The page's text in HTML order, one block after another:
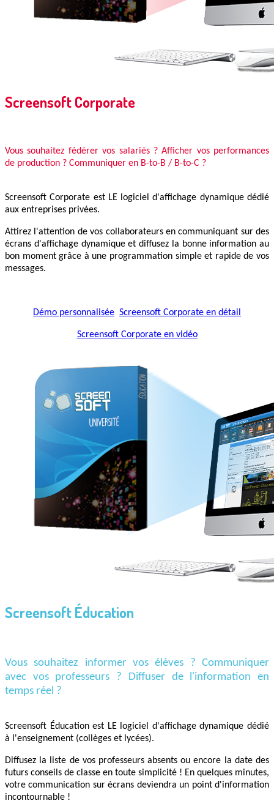
Screensoft Corporate
Vous souhaitez fédérer vos salariés ? Afficher vos performances
de production ? Communiquer en B-to-B / B-to-C ?
Screensoft Corporate est LE logiciel d'affichage dynamique dédié
aux entreprises privées.
Attirez l'attention de vos collaborateurs en communiquant sur des
écrans d'affichage dynamique et diffusez la bonne information au
bon moment grâce à une programmation simple et rapide de vos
messages.
Démo personnalisée Screensoft Corporate en détail
Screensoft Corporate en vidéo
Screensoft Éducation
Vous souhaitez informer vos élèves ? Communiquer
avec vos professeurs ? Diffuser de l'information en
temps réel ?
Screensoft Éducation est LE logiciel d'affichage dynamique dédié
à l'enseignement (collèges et lycées).
Diffusez la liste de vos professeurs absents ou encore la date des
futurs conseils de classe en toute simplicité ! En quelques minutes,
votre communication sur écrans deviendra un point d'information
incontournable !